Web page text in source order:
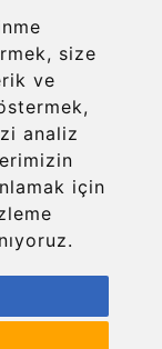
size
ve
analiz
için